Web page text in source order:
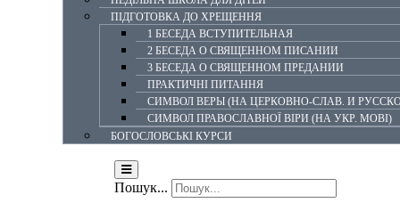
ПІДГОТОВКА ДО ХРЕЩЕННЯ
1 БЕСЕДА ВСТУПИТЕЛЬНАЯ
2 БЕСЕДА О СВЯЩЕННОМ ПИСАНИИ
3 БЕСЕДА О СВЯЩЕННОМ ПРЕДАНИИ
ПРАКТИЧНІ ПИТАННЯ
СИМВОЛ ВЕРЫ (НА ЦЕРКОВНО-СЛАВ. И
СИМВОЛ ПРАВОСЛАВНОЇ ВІРИ (НА УКР. МОВІ)
БОГОСЛОВСЬКІ КУРСИ
Пошук...